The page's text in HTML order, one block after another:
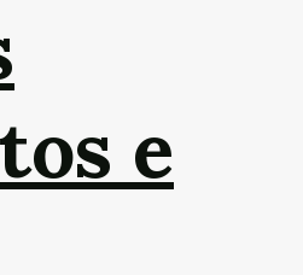
e